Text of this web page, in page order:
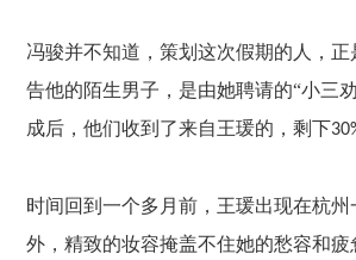
冯骏并不知道，策划这次假期的人，
告他的陌生男子，是由她聘请的“小三
成后，他们收到了来自王瑗的，剩下
时间回到一个多月前，王瑗出现在杭
外，精致的妆容掩盖不住她的愁容和疲